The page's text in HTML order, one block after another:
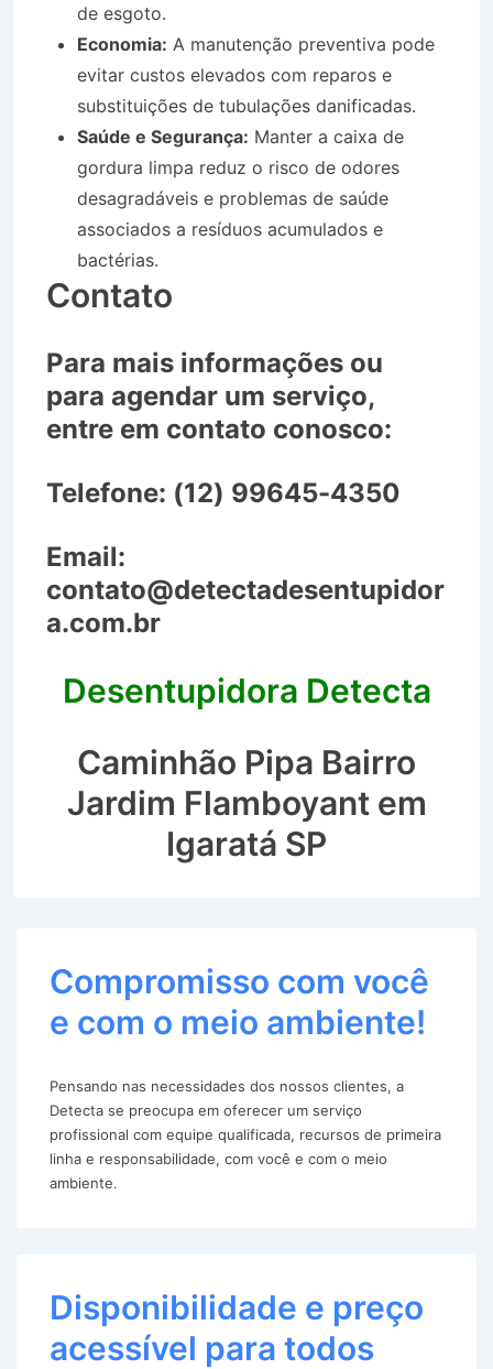
de esgoto.
Economia: A manutenção preventiva pode
evitar custos elevados com reparos e
substituições de tubulações danificadas.
Saúde e Segurança: Manter a caixa de
gordura limpa reduz o risco de odores
desagradáveis e problemas de saúde
associados a resíduos acumulados e
bactérias.
Contato
Para mais informações ou
para agendar um serviço,
entre em contato conosco:
Telefone: (12) 99645-4350
Email:
contato@detectadesentupidor
a.com.br
Desentupidora Detecta
Caminhão Pipa Bairro
Jardim Flamboyant em
Igaratá SP
Compromisso com você
e com o meio ambiente!
Pensando nas necessidades dos nossos clientes, a
Detecta se preocupa em oferecer um serviço
profissional com equipe qualificada, recursos de primeira
linha e responsabilidade, com você e com o meio
ambiente.
Disponibilidade e preço
acessível para todos